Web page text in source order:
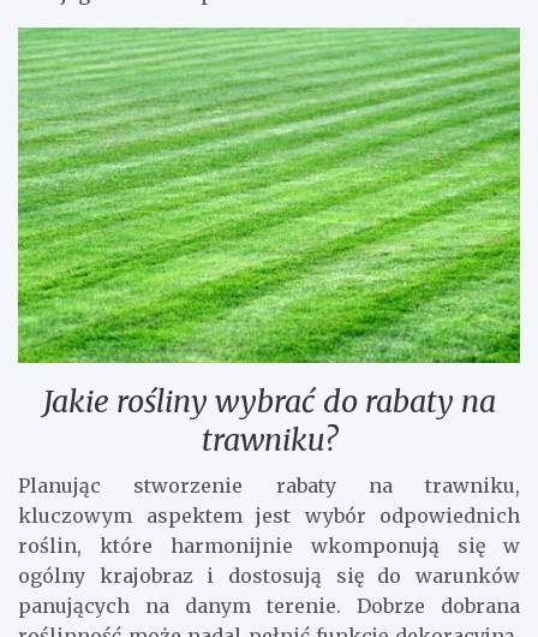
Jakie rośliny wybrać do rabaty na
trawniku?
Planując stworzenie rabaty na trawniku,
kluczowym aspektem jest wybór odpowiednich
roślin, które harmonijnie wkomponują się w
ogólny krajobraz i dostosują się do warunków
panujących na danym terenie. Dobrze dobrana